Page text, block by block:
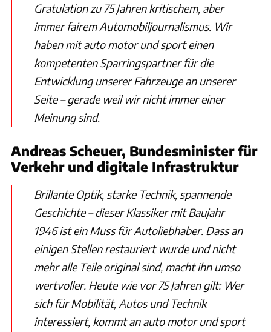
Gratulation zu 75 Jahren kritischem, aber
immer fairem Automobiljournalismus. Wir
haben mit auto motor und sport einen
kompetenten Sparringspartner für die
Entwicklung unserer Fahrzeuge an unserer
Seite – gerade weil wir nicht immer einer
Meinung sind.
Andreas Scheuer, Bundesminister für
Verkehr und digitale Infrastruktur
Brillante Optik, starke Technik, spannende
Geschichte – dieser Klassiker mit Baujahr
1946 ist ein Muss für Autoliebhaber. Dass an
einigen Stellen restauriert wurde und nicht
mehr alle Teile original sind, macht ihn umso
wertvoller. Heute wie vor 75 Jahren gilt: Wer
sich für Mobilität, Autos und Technik
interessiert, kommt an auto motor und sport